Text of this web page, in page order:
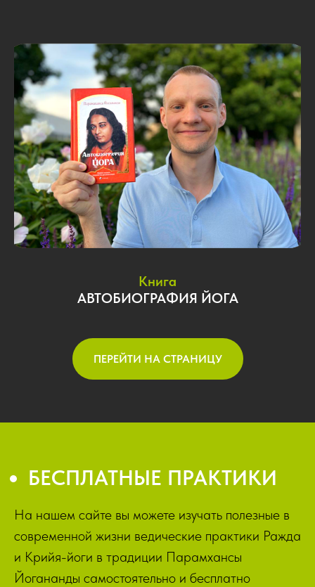
Книга
АВТОБИОГРАФИЯ ЙОГА
ПЕРЕЙТИ НА СТРАНИЦУ
БЕСПЛАТНЫЕ ПРАКТИКИ
На нашем сайте вы можете изучать полезные в
современной жизни ведические практики Ражда
и Крийя-йоги в традиции Парамхансы
Йогананды самостоятельно и бесплатно